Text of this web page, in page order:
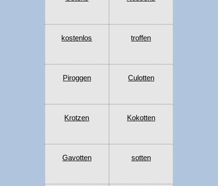
kostenlos troffen
Piroggen Culotten
Krotzen Kokotten
Gavotten sotten